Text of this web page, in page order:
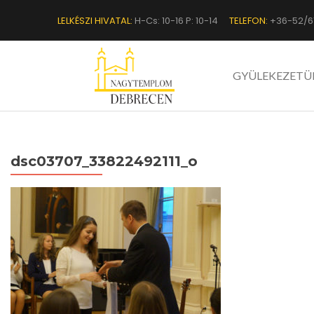
LELKÉSZI HIVATAL: H-Cs: 10-16 P: 10-14 TELEFON: +36-52/
dsc03707_33822492111_o